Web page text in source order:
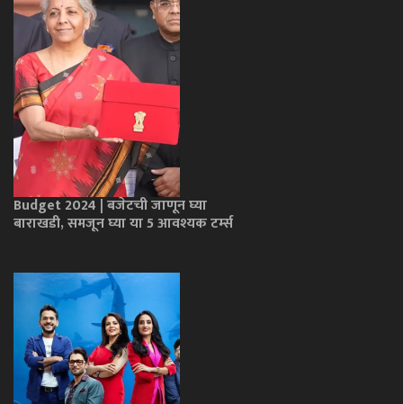
Budget 2024 | बजेटची जाणून घ्या
बाराखडी, समजून घ्या या 5 आवश्यक टर्म्स